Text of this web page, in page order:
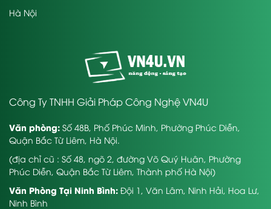
Hà Nội
Công Ty TNHH Giải Pháp Công Nghệ VN4U
Văn phòng: Số 48B, Phố Phúc Minh, Phường Phúc Diễn,
Quận Bắc Từ Liêm, Hà Nội.
(địa chỉ cũ : Số 48, ngõ 2, đường Võ Quý Huân, Phường
Phúc Diễn, Quận Bắc Từ Liêm, Thành phố Hà Nội)
Văn Phòng Tại Ninh Bình: Đội 1, Văn Lâm, Ninh Hải, Hoa Lư,
Ninh Bình